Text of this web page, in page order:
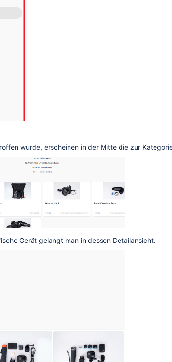
wurde, erscheinen in der Mitte die zur
Gerät gelangt man in dessen Detailansicht.